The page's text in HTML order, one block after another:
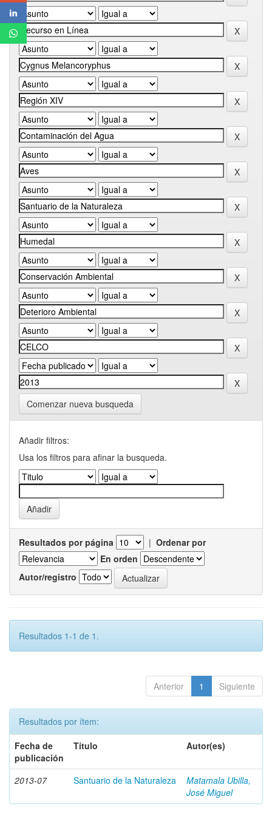
Comenzar nueva busqueda
Añadir filtros:
Usa los filtros para afinar la busqueda.
Resultados por página | Ordenar por
En orden
Autor/registro
Resultados 1-1 de 1.
Anterior 1 Siguiente
Resultados por ítem:
Fecha de
publicación
Título Autor(es)
2013-07 Santuario de la Naturaleza
Matamala Ubilla,
José Miguel